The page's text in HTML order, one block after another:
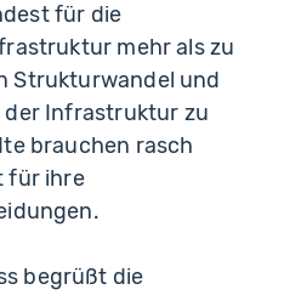
für die
mehr als zu
Strukturwandel und
der Infrastruktur zu
brauchen rasch
für ihre
begrüßt die